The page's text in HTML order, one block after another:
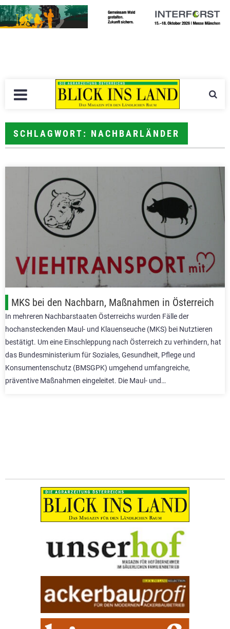
SCHLAGWORT: NACHBARLÄNDER
MKS bei den Nachbarn, Maßnahmen in Österreich
In mehreren Nachbarstaaten Österreichs wurden Fälle der
hochansteckenden Maul- und Klauenseuche (MKS) bei Nutztieren
bestätigt. Um eine Einschleppung nach Österreich zu verhindern, hat
das Bundesministerium für Soziales, Gesundheit, Pflege und
Konsumentenschutz (BMSGPK) umgehend umfangreiche,
präventive Maßnahmen eingeleitet. Die Maul- und…